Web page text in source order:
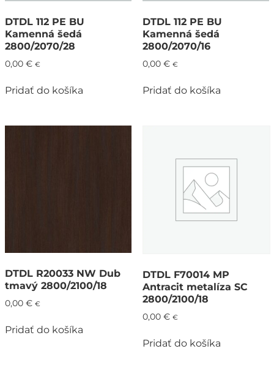
DTDL 112 PE BU
Kamenná šedá
2800/2070/28
0,00 € €
Pridať do košíka
DTDL 112 PE BU
Kamenná šedá
2800/2070/16
0,00 € €
Pridať do košíka
DTDL R20033 NW Dub
tmavý 2800/2100/18
0,00 € €
Pridať do košíka
DTDL F70014 MP
Antracit metalíza SC
2800/2100/18
0,00 € €
Pridať do košíka